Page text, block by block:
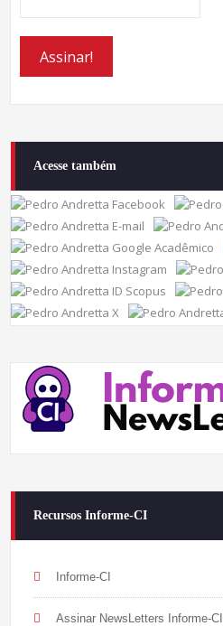
Acesse também
Recursos Informe-CI
Informe-CI
Assinar NewsLetters Informe-CI